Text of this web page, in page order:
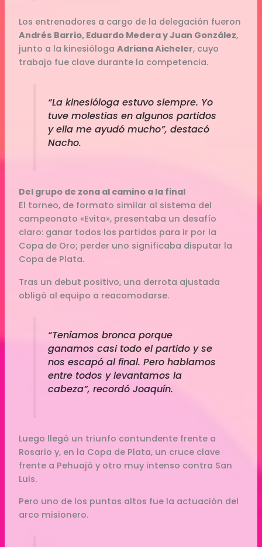
Los entrenadores a cargo de la delegación fueron
Andrés Barrio, Eduardo Medera y Juan González,
junto a la kinesiólogaAdriana Aicheler, cuyo
trabajo fue clave durante la competencia.
“La kinesióloga estuvo siempre. Yo
tuve molestias en algunos partidos
y ella me ayudó mucho”, destacó
Nacho.
Del grupo de zona al camino a la final
El torneo, de formato similar al sistema del
campeonato «Evita», presentaba un desafío
claro: ganar todos los partidos para ir por la
Copa de Oro; perder uno significaba disputar la
Copa de Plata.
Tras un debut positivo, una derrota ajustada
obligó al equipo a reacomodarse.
“Teníamos bronca porque
ganamos casi todo el partido y se
nos escapó al final. Pero hablamos
entre todos y levantamos la
cabeza”, recordó Joaquín.
Luego llegó un triunfo contundente frente a
Rosario y, en la Copa de Plata, un cruce clave
frente a Pehuajó y otro muy intenso contra San
Luis.
Pero uno de los puntos altos fue la actuación del
arco misionero.